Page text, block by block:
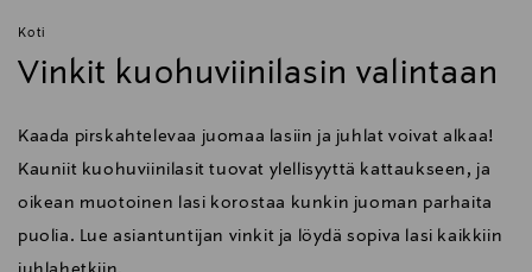
Koti
Vinkit kuohuviinilasin valintaan
Kaada pirskahtelevaa juomaa lasiin ja juhlat voivat alkaa!
Kauniit kuohuviinilasit tuovat ylellisyyttä kattaukseen, ja
oikean muotoinen lasi korostaa kunkin juoman parhaita
puolia. Lue asiantuntijan vinkit ja löydä sopiva lasi kaikkiin